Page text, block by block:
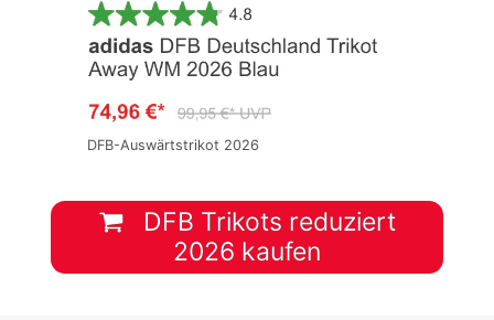
DFB-Auswärtstrikot 2026
DFB Trikots reduziert
2026 kaufen